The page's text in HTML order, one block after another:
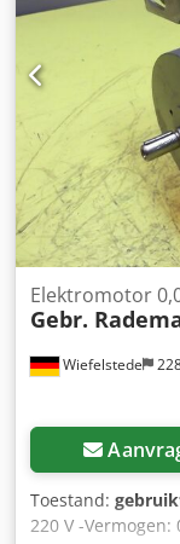
Wiefelstede
Elektromotor
Gebr.
Toestand:
220 V -